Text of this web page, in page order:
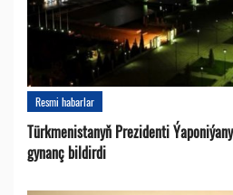
Resmi habarlar
Türkmenistanyň Prezidenti
gynanç bildirdi